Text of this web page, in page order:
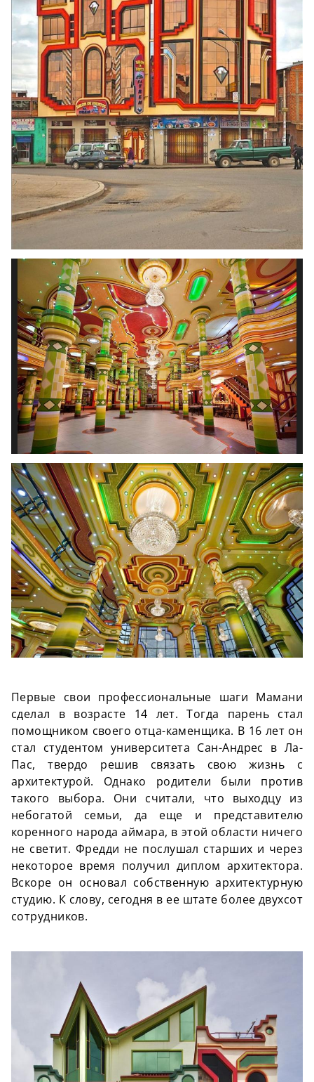
Первые свои профессиональные шаги Мамани
сделал в возрасте 14 лет. Тогда парень стал
помощником своего отца-каменщика. В 16 лет он
стал студентом университета Сан-Андрес в Ла-
Пас, твердо решив связать свою жизнь с
архитектурой. Однако родители были против
такого выбора. Они считали, что выходцу из
небогатой семьи, да еще и представителю
коренного народа аймара, в этой области ничего
не светит. Фредди не послушал старших и через
некоторое время получил диплом архитектора.
Вскоре он основал собственную архитектурную
студию. К слову, сегодня в ее штате более двухсот
сотрудников.